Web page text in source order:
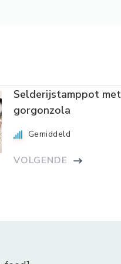
Selderijstamppot met
gorgonzola
Gemiddeld
VOLGENDE